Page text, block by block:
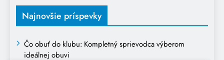
Najnovšie príspevky
Čo obuť do klubu: Kompletný sprievodca výberom
ideálnej obuvi